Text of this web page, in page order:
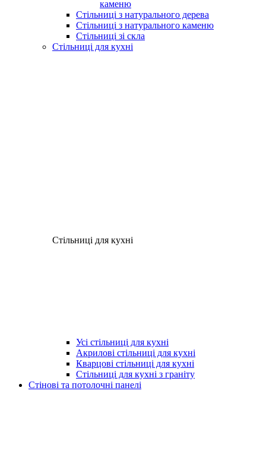
каменю
Стільниці з натурального дерева
Стільниці з натурального каменю
Стільниці зі скла
Стільниці для кухні
Стільниці для кухні
Усі стільниці для кухні
Акрилові стільниці для кухні
Кварцові стільниці для кухні
Стільниці для кухні з граніту
Стінові та потолочні панелі